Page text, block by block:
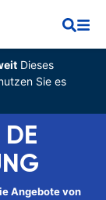
Dieses
Sie es
Angebote von